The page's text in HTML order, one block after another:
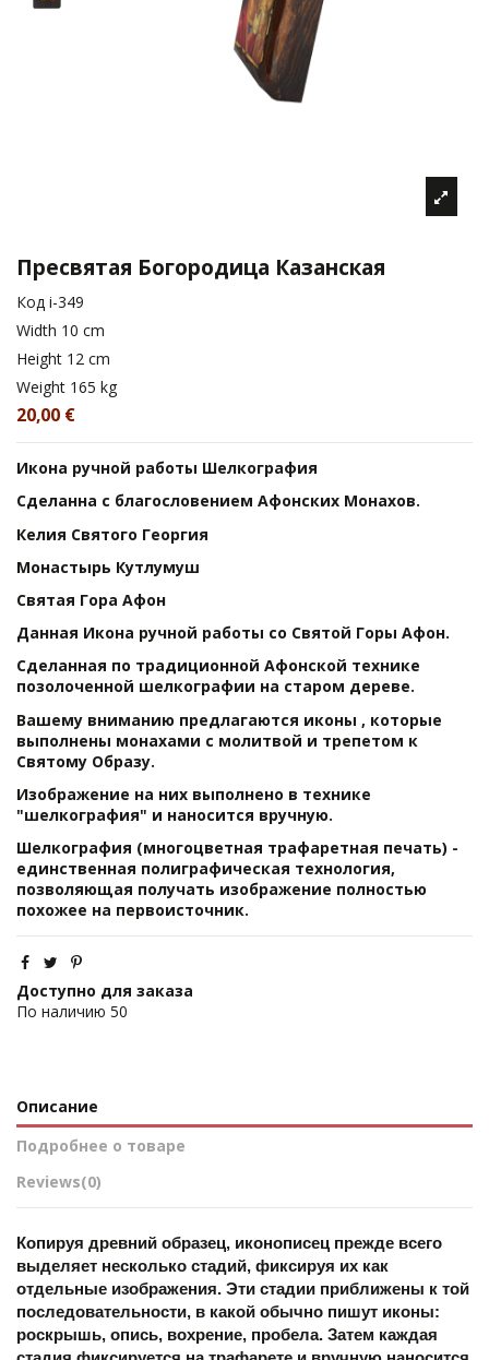
Пресвятая Богородица Казанская
Код i-349
Width 10 cm
Height 12 cm
Weight 165 kg
20,00 €
Икона ручной работы Шелкография
Сделанна с благословением Афонских Монахов.
Келия Святого Георгия
Монастырь Кутлумуш
Святая Гора Афон
Данная Икона ручной работы со Святой Горы Афон.
Сделанная по традиционной Афонской технике
позолоченной шелкографии на старом дереве.
Вашему вниманию предлагаются иконы , которые
выполнены монахами с молитвой и трепетом к
Святому Образу.
Изображение на них выполнено в технике
"шелкография" и наносится вручную.
Шелкография (многоцветная трафаретная печать) -
единственная полиграфическая технология,
позволяющая получать изображение полностью
похожее на первоисточник.
Доступно для заказа
По наличию 50
Описание
Подробнее о товаре
Reviews(0)
Копируя древний образец, иконописец прежде всего
выделяет несколько стадий, фиксируя их как
отдельные изображения. Эти стадии приближены к той
последовательности, в какой обычно пишут иконы:
роскрышь, опись, вохрение, пробела. Затем каждая